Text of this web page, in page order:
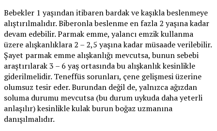
Bebekler 1 yaşından itibaren bardak ve kaşıkla beslenmeye
alıştırılmalıdır. Biberonla beslenme en fazla 2 yaşına kadar
devam edebilir. Parmak emme, yalancı emzik kullanma
üzere alışkanlıklara 2 – 2,5 yaşına kadar müsaade verilebilir.
Şayet parmak emme alışkanlığı mevcutsa, bunun sebebi
araştırılarak 3 – 6 yaş ortasında bu alışkanlık kesinlikle
giderilmelidir. Teneffüs sorunları, çene gelişmesi üzerine
olumsuz tesir eder. Burundan değil de, yalnızca ağızdan
soluma durumu mevcutsa (bu durum uykuda daha yeterli
anlaşılır) kesinlikle kulak burun boğaz uzmanına
danışılmalıdır.